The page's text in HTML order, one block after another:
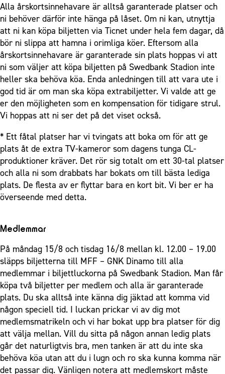
Alla årskortsinnehavare är alltså garanterade platser och
ni behöver därför inte hänga på låset. Om ni kan, utnyttja
att ni kan köpa biljetten via Ticnet under hela fem dagar, då
bör ni slippa att hamna i orimliga köer. Eftersom alla
årskortsinnehavare är garanterade sin plats hoppas vi att
ni som väljer att köpa biljetten på Swedbank Stadion inte
heller ska behöva köa. Enda anledningen till att vara ute i
god tid är om man ska köpa extrabiljetter. Vi valde att ge
er den möjligheten som en kompensation för tidigare strul.
Vi hoppas att ni ser det på det viset också.
* Ett fåtal platser har vi tvingats att boka om för att ge
plats åt de extra TV-kameror som dagens tunga CL-
produktioner kräver. Det rör sig totalt om ett 30-tal platser
och alla ni som drabbats har bokats om till bästa lediga
plats. De flesta av er flyttar bara en kort bit. Vi ber er ha
överseende med detta.
Medlemmar
På måndag 15/8 och tisdag 16/8 mellan kl. 12.00 – 19.00
släpps biljetterna till MFF – GNK Dinamo till alla
medlemmar i biljettluckorna på Swedbank Stadion. Man får
köpa två biljetter per medlem och alla är garanterade
plats. Du ska alltså inte känna dig jäktad att komma vid
någon speciell tid. I luckan prickar vi av dig mot
medlemsmatrikeln och vi har bokat upp bra platser för dig
att välja mellan. Vill du sitta på någon annan ledig plats
går det naturligtvis bra, men tanken är att du inte ska
behöva köa utan att du i lugn och ro ska kunna komma när
det passar dig. Vänligen notera att medlemskort måste